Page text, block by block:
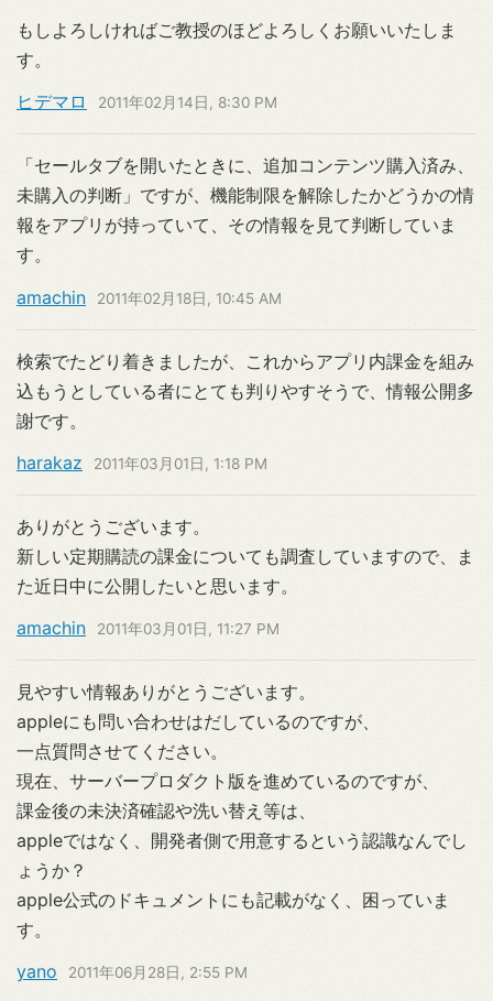
もしよろしければご教授のほどよろしくお願いいたしま
す。
ヒデマロ 2011年02月14日, 8:30 PM
「セールタブを開いたときに、追加コンテンツ購入済み、
未購入の判断」ですが、機能制限を解除したかどうかの情
報をアプリが持っていて、その情報を見て判断していま
す。
amachin 2011年02月18日, 10:45 AM
検索でたどり着きましたが、これからアプリ内課金を組み
込もうとしている者にとても判りやすそうで、情報公開多
謝です。
harakaz 2011年03月01日, 1:18 PM
ありがとうございます。
新しい定期購読の課金についても調査していますので、ま
た近日中に公開したいと思います。
amachin 2011年03月01日, 11:27 PM
見やすい情報ありがとうございます。
appleにも問い合わせはだしているのですが、
一点質問させてください。
現在、サーバープロダクト版を進めているのですが、
課金後の未決済確認や洗い替え等は、
appleではなく、開発者側で用意するという認識なんでし
ょうか？
apple公式のドキュメントにも記載がなく、困っていま
す。
yano 2011年06月28日, 2:55 PM